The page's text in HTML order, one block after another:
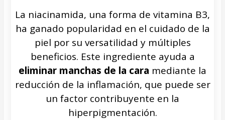
La niacinamida, una forma de vitamina B3,
ha ganado popularidad en el cuidado de la
piel por su versatilidad y múltiples
beneficios. Este ingrediente ayuda a
eliminar manchas de la cara mediante la
reducción de la inflamación, que puede ser
un factor contribuyente en la
hiperpigmentación.